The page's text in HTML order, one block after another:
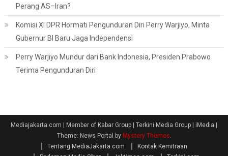
Perang AS–Iran?
Komisi XI DPR Hormati Pengunduran Diri Perry Warjiyo, Minta
Gubernur BI Baru Jaga Independensi
Perry Warjiyo Mundur dari Bank Indonesia, Presiden Prabowo
Terima Pengunduran Diri
Mediajakarta.com | Member of Kabar Group | Terkini Media Group | iMedia
Theme: News Portal by Mystery Themes.
Tentang MediaJakarta.com
Kontak Kemitraan